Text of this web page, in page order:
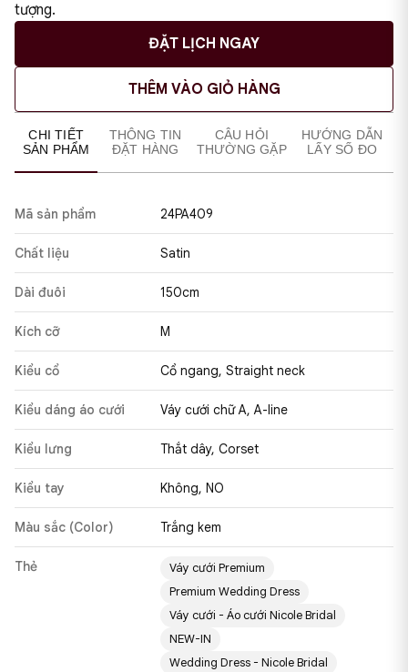
tượng.
ĐẶT LỊCH NGAY
THÊM VÀO GIỎ HÀNG
CHI TIẾT
SẢN PHẨM
THÔNG TIN
ĐẶT HÀNG
CÂU HỎI
THƯỜNG GẶP
HƯỚNG DẪN
LẤY SỐ ĐO
Mã sản phẩm 24PA409
Chất liệu Satin
Dài đuôi 150cm
Kích cỡ M
Kiểu cổ Cổ ngang, Straight neck
Kiểu dáng áo cưới Váy cưới chữ A, A-line
Kiểu lưng Thắt dây, Corset
Kiểu tay Không, NO
Màu sắc (Color) Trắng kem
Thẻ
Váy cưới Premium
Premium Wedding Dress
Váy cưới - Áo cưới Nicole Bridal
NEW-IN
Wedding Dress - Nicole Bridal